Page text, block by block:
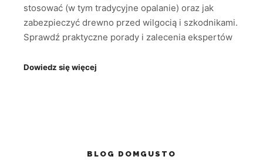
stosować (w tym tradycyjne opalanie) oraz jak
zabezpieczyć drewno przed wilgocią i szkodnikami.
Sprawdź praktyczne porady i zalecenia ekspertów
Dowiedz się więcej
BLOG DOMGUSTO